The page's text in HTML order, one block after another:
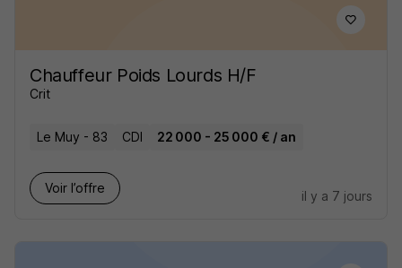
Chauffeur Poids Lourds H/F
Crit
Le Muy - 83 CDI 22 000 - 25 000 € / an
Voir l’offre
il y a 7 jours